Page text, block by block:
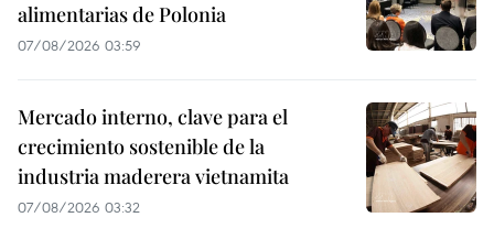
alimentarias de Polonia
07/08/2026 03:59
Mercado interno, clave para el
crecimiento sostenible de la
industria maderera vietnamita
07/08/2026 03:32